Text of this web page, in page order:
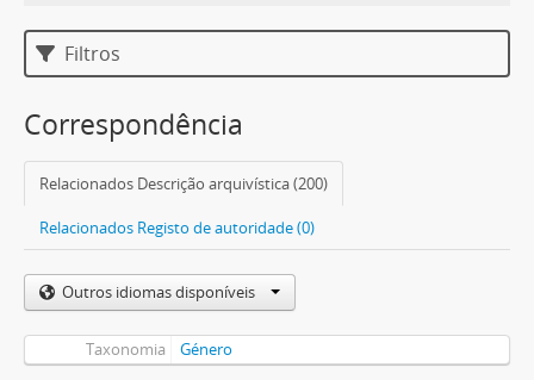
Filtros
Correspondência
Relacionados Descrição arquivística (200)
Relacionados Registo de autoridade (0)
Outros idiomas disponíveis
Taxonomia Género